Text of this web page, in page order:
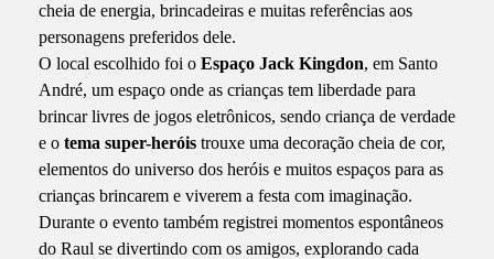
cheia de energia, brincadeiras e muitas referências aos
personagens preferidos dele.
O local escolhido foi o Espaço Jack Kingdon, em Santo
André, um espaço onde as crianças tem liberdade para
brincar livres de jogos eletrônicos, sendo criança de verdade
e o tema super-heróis trouxe uma decoração cheia de cor,
elementos do universo dos heróis e muitos espaços para as
crianças brincarem e viverem a festa com imaginação.
Durante o evento também registrei momentos espontâneos
do Raul se divertindo com os amigos, explorando cada